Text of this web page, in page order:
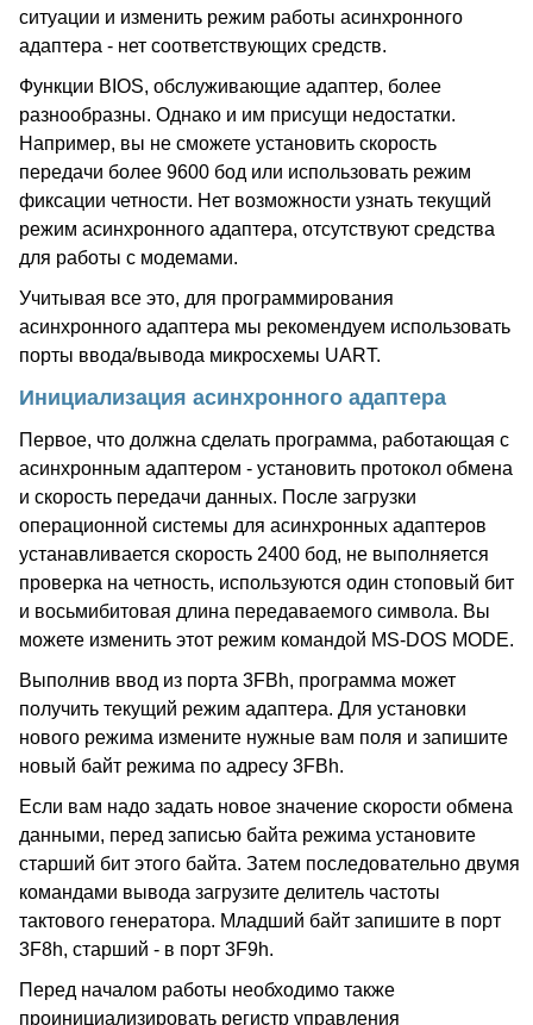
ситуации и изменить режим работы асинхронного
адаптера - нет соответствующих средств.
Функции BIOS, обслуживающие адаптер, более
разнообразны. Однако и им присущи недостатки.
Например, вы не сможете установить скорость
передачи более 9600 бод или использовать режим
фиксации четности. Нет возможности узнать текущий
режим асинхронного адаптера, отсутствуют средства
для работы с модемами.
Учитывая все это, для программирования
асинхронного адаптера мы рекомендуем использовать
порты ввода/вывода микросхемы UART.
Инициализация асинхронного адаптера
Первое, что должна сделать программа, работающая с
асинхронным адаптером - установить протокол обмена
и скорость передачи данных. После загрузки
операционной системы для асинхронных адаптеров
устанавливается скорость 2400 бод, не выполняется
проверка на четность, используются один стоповый бит
и восьмибитовая длина передаваемого символа. Вы
можете изменить этот режим командой MS-DOS MODE.
Выполнив ввод из порта 3FBh, программа может
получить текущий режим адаптера. Для установки
нового режима измените нужные вам поля и запишите
новый байт режима по адресу 3FBh.
Если вам надо задать новое значение скорости обмена
данными, перед записью байта режима установите
старший бит этого байта. Затем последовательно двумя
командами вывода загрузите делитель частоты
тактового генератора. Младший байт запишите в порт
3F8h, старший - в порт 3F9h.
Перед началом работы необходимо также
проинициализировать регистр управления